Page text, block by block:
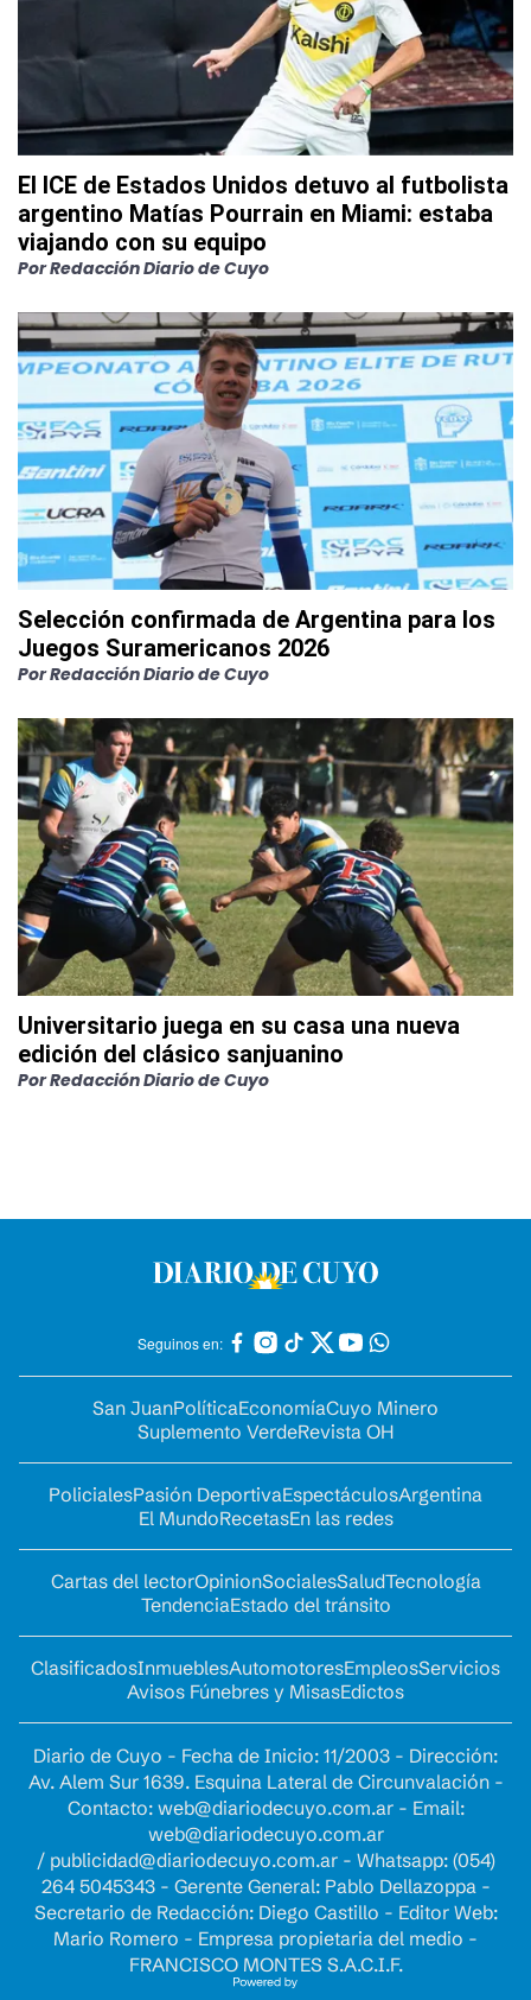
El ICE de Estados Unidos detuvo al futbolista
argentino Matías Pourrain en Miami: estaba
viajando con su equipo
PorRedacción Diario de Cuyo
Selección confirmada de Argentina para los
Juegos Suramericanos 2026
PorRedacción Diario de Cuyo
Universitario juega en su casa una nueva
edición del clásico sanjuanino
PorRedacción Diario de Cuyo
Seguinos en:
San JuanPolíticaEconomíaCuyo Minero
Suplemento VerdeRevista OH
PolicialesPasión DeportivaEspectáculosArgentina
El MundoRecetasEn las redes
Cartas del lectorOpinionSocialesSaludTecnología
TendenciaEstado del tránsito
ClasificadosInmueblesAutomotoresEmpleosServicios
Avisos Fúnebres y MisasEdictos
Diario de Cuyo - Fecha de Inicio: 11/2003 - Dirección:
Av. Alem Sur 1639. Esquina Lateral de Circunvalación -
Contacto: web@diariodecuyo.com.ar- Email:
web@diariodecuyo.com.ar
/ publicidad@diariodecuyo.com.ar- Whatsapp: (054)
264 5045343 - Gerente General: Pablo Dellazoppa -
Secretario de Redacción: Diego Castillo - Editor Web:
Mario Romero - Empresa propietaria del medio -
FRANCISCO MONTES S.A.C.I.F.